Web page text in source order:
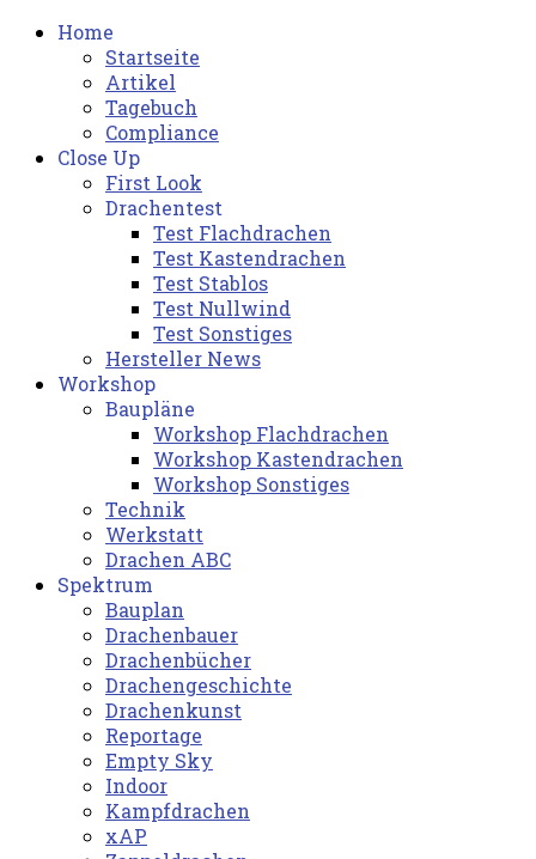
Home
Startseite
Artikel
Tagebuch
Compliance
Close Up
First Look
Drachentest
Test Flachdrachen
Test Kastendrachen
Test Stablos
Test Nullwind
Test Sonstiges
Hersteller News
Workshop
Baupläne
Workshop Flachdrachen
Workshop Kastendrachen
Workshop Sonstiges
Technik
Werkstatt
Drachen ABC
Spektrum
Bauplan
Drachenbauer
Drachenbücher
Drachengeschichte
Drachenkunst
Reportage
Empty Sky
Indoor
Kampfdrachen
xAP